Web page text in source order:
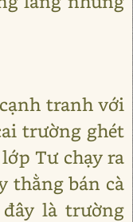
tranh với
trường ghét
Tư chạy ra
thằng bán cà
là trường